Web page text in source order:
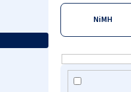
NiMH
V